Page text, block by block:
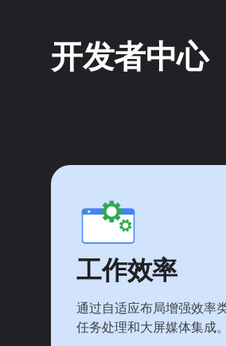
开发者中心
工作效率
通过自适应布局增强效率
任务处理和大屏媒体集成。